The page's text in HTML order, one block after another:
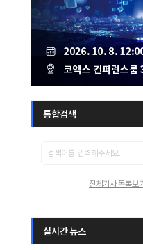
통합검색
전체기사 목록보
실시간 뉴스